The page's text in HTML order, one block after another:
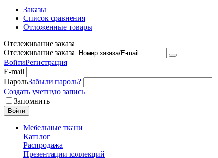
Заказы
Список сравнения
Отложенные товары
Отслеживание заказа
Отслеживание заказа
ВойтиРегистрация
E-mail
ПарольЗабыли пароль?
Создать учетную запись
Запомнить
Войти
Мебельные ткани
Каталог
Распродажа
Презентации коллекций